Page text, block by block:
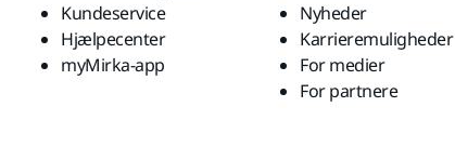
Kundeservice
Hjælpecenter
myMirka-app
Nyheder
Karrieremuligheder
For medier
For partnere